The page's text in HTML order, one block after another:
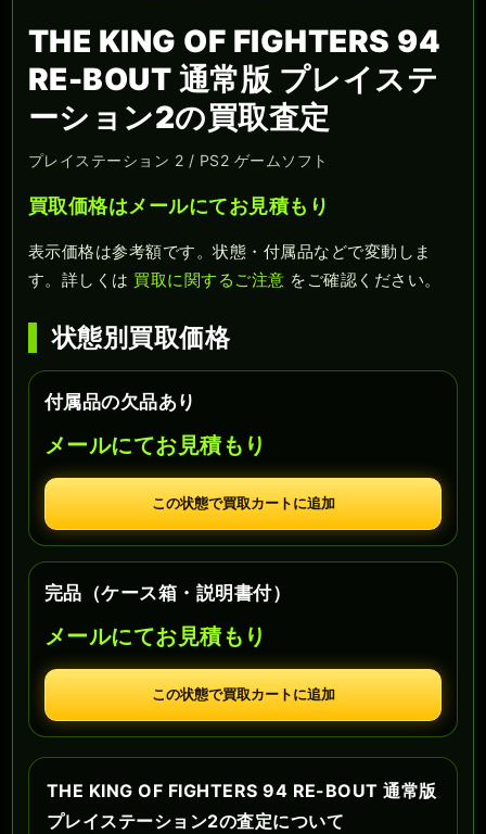
THE KING OF FIGHTERS 94
RE-BOUT 通常版 プレイステ
ーション2の買取査定
プレイステーション 2 / PS2 ゲームソフト
買取価格はメールにてお見積もり
表示価格は参考額です。状態・付属品などで変動しま
す。詳しくは 買取に関するご注意 をご確認ください。
状態別買取価格
付属品の欠品あり
メールにてお見積もり
この状態で買取カートに追加
完品（ケース箱・説明書付）
メールにてお見積もり
この状態で買取カートに追加
THE KING OF FIGHTERS 94 RE-BOUT 通常版
プレイステーション2の査定について